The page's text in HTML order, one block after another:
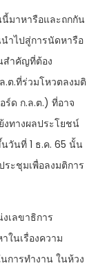
นี้มาหารือและถกกัน
ำไปสู่การนัดหารือ
สำคัญที่ต้อง
.ต.ที่ร่วมโหวตลงมติ
ร์ด ก.ล.ต.) ที่อาจ
ทางผลประโยชน์
วันที่ 1 ธ.ค. 65 นั้น
ระชุมเพื่อลงมติการ
เลขาธิการ
ในเรื่องความ
การทำงาน ในห้วง